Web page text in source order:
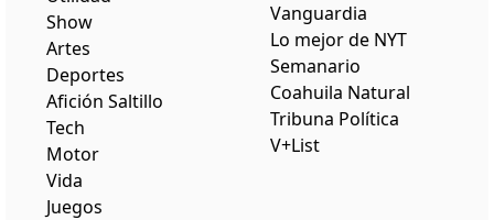
Show
Artes
Deportes
Afición Saltillo
Tech
Motor
Vida
Juegos
Vanguardia
Lo mejor de NYT
Semanario
Coahuila Natural
Tribuna Política
V+List